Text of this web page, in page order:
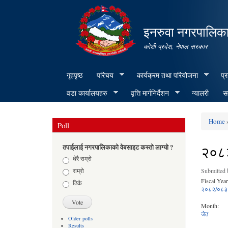
इनरुवा
कोशी प्रदेश, नेपाल सरकार
गृहपृष्ठ परिचय कार्यक्रम तथा परियोजना
वडा कार्यालयहरु
वृत्ति मार्गनिर्देशन ग्यालरी
Poll
तपाईलाई नगरपालिकाको वेबसाइट कस्तो लाग्यो ?
Choicesधेरै राम्रो
राम्रो
ठिकै
Older polls
Results
Home
Submitted
Fiscal
२०८२/०८३
Month:
जेठ